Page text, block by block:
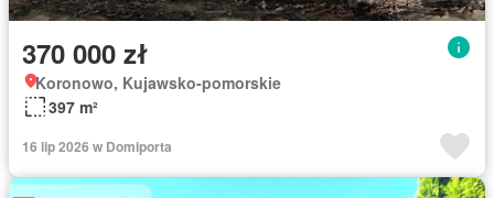
370 000 zł
Koronowo, Kujawsko-pomorskie
397 m²
16 lip 2026 w Domiporta